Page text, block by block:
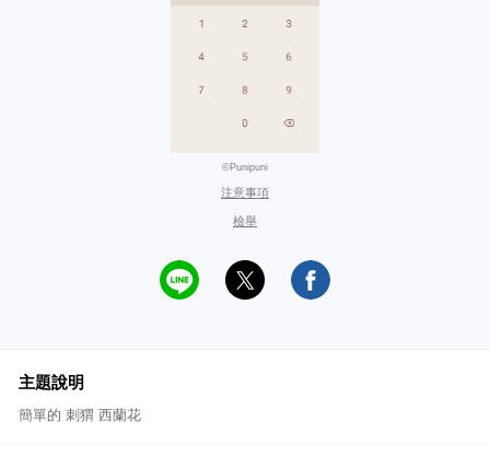
©Punipuni
注意事項
檢舉
主題說明
簡單的 刺猬 西蘭花